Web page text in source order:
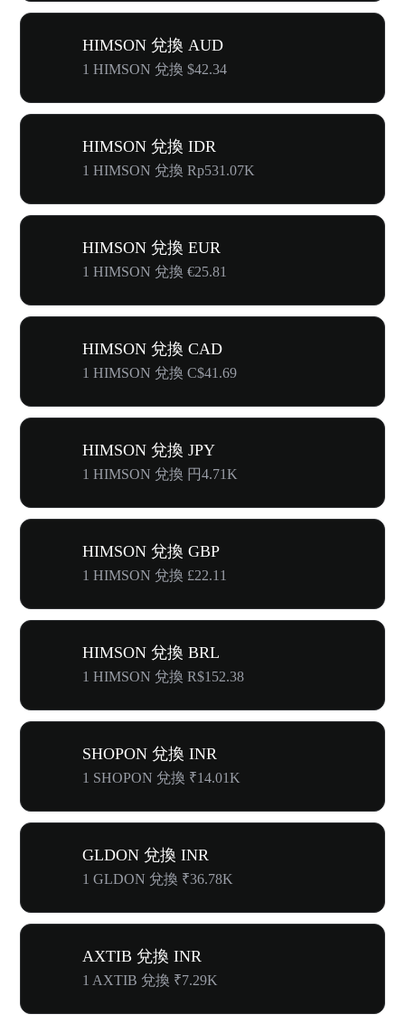
HIMSON 兌換 AUD
1 HIMSON 兌換 $42.34
HIMSON 兌換 IDR
1 HIMSON 兌換 Rp531.07K
HIMSON 兌換 EUR
1 HIMSON 兌換 €25.81
HIMSON 兌換 CAD
1 HIMSON 兌換 C$41.69
HIMSON 兌換 JPY
1 HIMSON 兌換 円4.71K
HIMSON 兌換 GBP
1 HIMSON 兌換 £22.11
HIMSON 兌換 BRL
1 HIMSON 兌換 R$152.38
SHOPON 兌換 INR
1 SHOPON 兌換 ₹14.01K
GLDON 兌換 INR
1 GLDON 兌換 ₹36.78K
AXTIB 兌換 INR
1 AXTIB 兌換 ₹7.29K